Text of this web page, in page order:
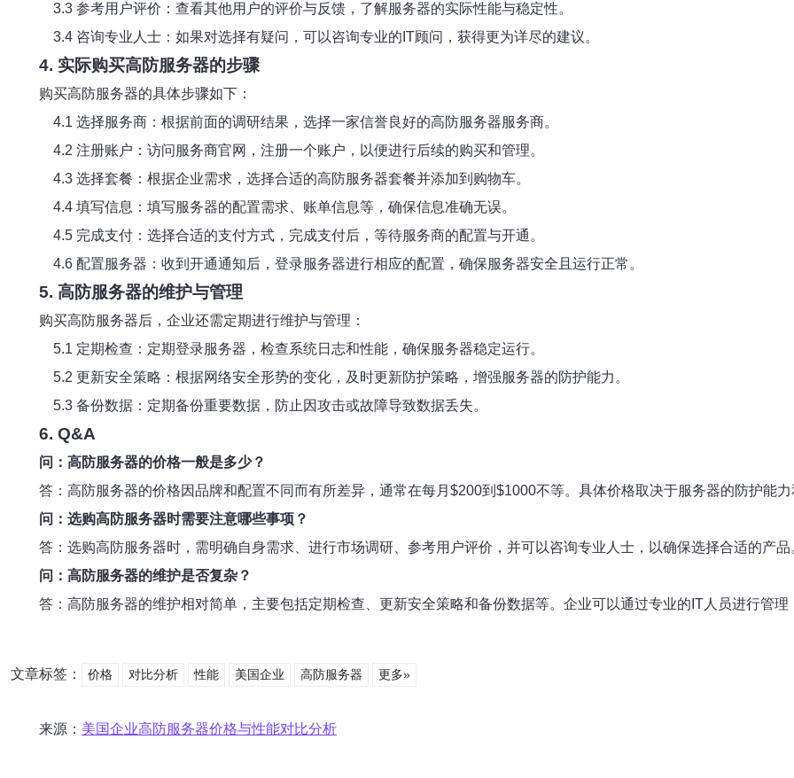
3.3 参考用户评价：查看其他用户的评价与反馈，了解服务器的实际性能与稳定性。
3.4 咨询专业人士：如果对选择有疑问，可以咨询专业的IT顾问，获得更为详尽的建议。
4. 实际购买高防服务器的步骤
购买高防服务器的具体步骤如下：
4.1 选择服务商：根据前面的调研结果，选择一家信誉良好的高防服务器服务商。
4.2 注册账户：访问服务商官网，注册一个账户，以便进行后续的购买和管理。
4.3 选择套餐：根据企业需求，选择合适的高防服务器套餐并添加到购物车。
4.4 填写信息：填写服务器的配置需求、账单信息等，确保信息准确无误。
4.5 完成支付：选择合适的支付方式，完成支付后，等待服务商的配置与开通。
4.6 配置服务器：收到开通通知后，登录服务器进行相应的配置，确保服务器安全且运行正常。
5. 高防服务器的维护与管理
购买高防服务器后，企业还需定期进行维护与管理：
5.1 定期检查：定期登录服务器，检查系统日志和性能，确保服务器稳定运行。
5.2 更新安全策略：根据网络安全形势的变化，及时更新防护策略，增强服务器的防护能力。
5.3 备份数据：定期备份重要数据，防止因攻击或故障导致数据丢失。
6. Q&A
问：高防服务器的价格一般是多少？
答：高防服务器的价格因品牌和配置不同而有所差异，通常在每月$200到$1000不等。具体价格取决于服务器的防护能
问：选购高防服务器时需要注意哪些事项？
答：选购高防服务器时，需明确自身需求、进行市场调研、参考用户评价，并可以咨询专业人士，以确保选择合适的产品
问：高防服务器的维护是否复杂？
答：高防服务器的维护相对简单，主要包括定期检查、更新安全策略和备份数据等。企业可以通过专业的IT人员进行管
文章标签： 价格 对比分析 性能 美国企业 高防服务器 更多»
来源： 美国企业高防服务器价格与性能对比分析